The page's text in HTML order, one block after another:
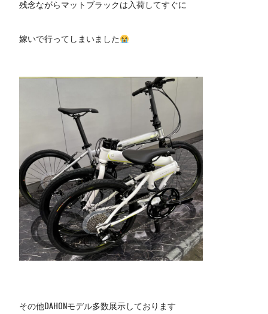
残念ながらマットブラックは入荷してすぐに
嫁いで行ってしまいました
その他DAHONモデル多数展示しております